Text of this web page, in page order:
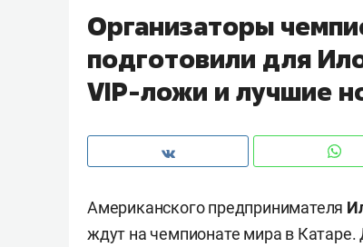
Организаторы
подготовили для
VIP-ложи и лучшие
Американского предпринимателя
ждут на чемпионате мира в Катаре.